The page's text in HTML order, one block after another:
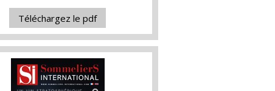
Téléchargez le pdf